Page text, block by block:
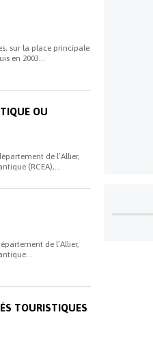
sur la place principale
en 2003...
OU
de l’Allier,
(RCEA),...
de l’Allier,
TOURISTIQUES